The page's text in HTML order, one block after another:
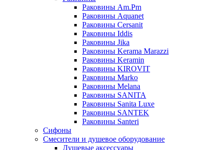
Раковины Am.Pm
Раковины Aquanet
Раковины Cersanit
Раковины Iddis
Раковины Jika
Раковины Kerama Marazzi
Раковины Keramin
Раковины KIROVIT
Раковины Marko
Раковины Melana
Раковины SANITA
Раковины Sanita Luxe
Раковины SANTEK
Раковины Santeri
Сифоны
Смесители и душевое оборудование
Душевые аксессуары